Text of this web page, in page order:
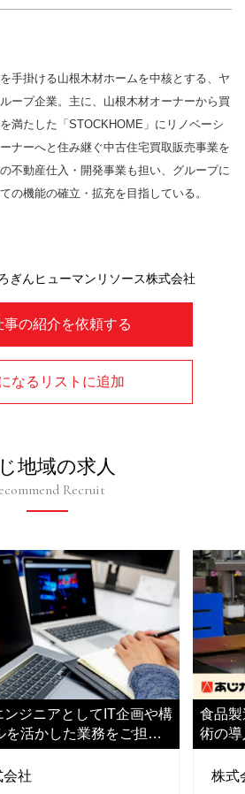
手掛ける山根木材ホームを中核とする、ヤ
ープ企業。主に、山根木材オーナーから買
満たした「STOCKHOME」にリノベーシ
ナーへと住み継ぐ中古住宅買取販売事業を
不動産仕入・開発事業も担い、グループに
の機能の確立・拡充を目指している。
事の紹介を依頼する
なるリストに追加
ぎんヒューマンリソース株式会社
地域の求人
Recruit
ンジニアとしてIT企画や構
を活かした業務をご担当
会社
食品
術の
きます
株式